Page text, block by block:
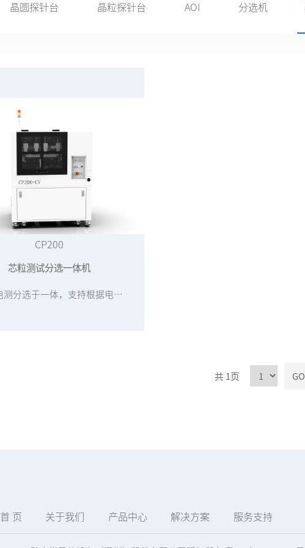
晶圆探针台 晶粒探针台 AOI 分选机
CP200
芯粒测试分选一体机
集芯粒电测分选于一体，支持根据电测结果自动分Bin，适用于单层电容芯片测试分选工艺。
共 1页 GO
首 页 关于我们 产品中心 解决方案 服务支持